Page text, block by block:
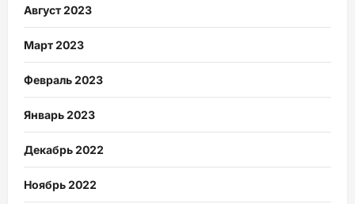
Август 2023
Март 2023
Февраль 2023
Январь 2023
Декабрь 2022
Ноябрь 2022